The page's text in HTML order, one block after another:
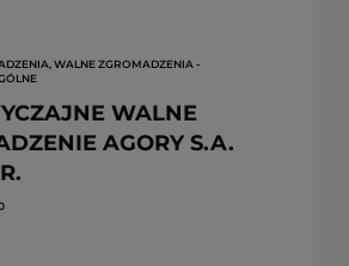
WALNE ZGROMADZENIA -
WALNE
AGORY S.A.